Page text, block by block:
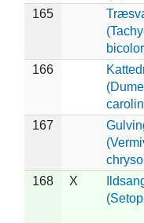
165
166
167
168 X